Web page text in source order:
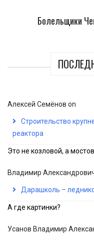
Болельщики
Алексей Семёнов on
Строительство
реактора
Это не козловой, а
Владимир
Дарашколь –
А где картинки?
Усанов Владимир